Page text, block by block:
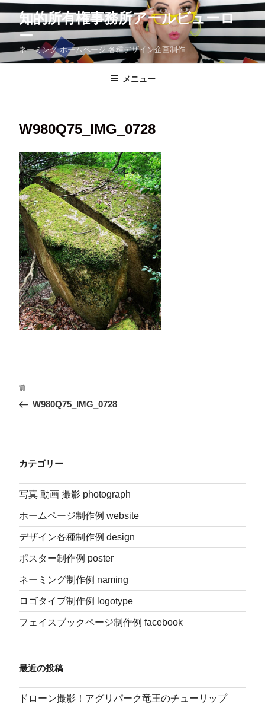
コ
ン
ツ
へ
知的所有権事務所アールビューロ
ー
ネーミング ホームページ 各種デザイン企画制作
メニュー
W980Q75_IMG_0728
投
稿
ー
シ
ョ
ン
前
の
前
W980Q75_IMG_0728
カテゴリー
写真 動画 撮影 photograph
ホームページ制作例 website
デザイン各種制作例 design
ポスター制作例 poster
ネーミング制作例 naming
ロゴタイプ制作例 logotype
フェイスブックページ制作例 facebook
最近の投稿
ドローン撮影！アグリパーク竜王のチューリップ